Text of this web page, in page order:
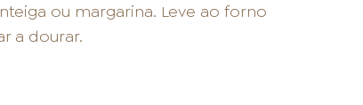
ou margarina. Leve ao forno
a dourar.